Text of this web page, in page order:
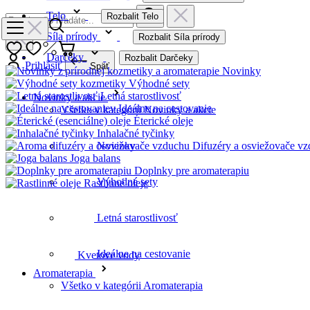
Telo Rozbalit Telo
Síla prírody Rozbalit Síla prírody
Darčeky Rozbalit Darčeky
Novinky
Výhodné sety
Letná starostlivosť
Ideálne na cestovanie
Éterické oleje
Inhalačné tyčinky
Difuzéry a osviežovače
Joga balans
Doplnky pre aromaterapiu
Rastlinné oleje
Bestsellery
Prihlásiť Späť
Novinky a akcie
Všetko v kategórii Novinky a akcie
Novinky
Výhodné sety
Letná starostlivosť
Ideálne na cestovanie
Aromaterapia
Všetko v kategórii Aromaterapia